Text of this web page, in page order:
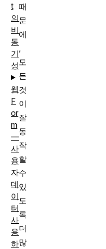
때
문
에
,
모
든
것
이
잘
동
작
할
수
있
도
록
더
많
t
의
비
동
기
성
웹
F
or
m
—
사
용
자
데
이
터
사
용
하